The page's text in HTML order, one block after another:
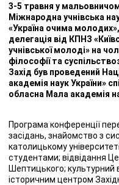
3-5 травня у
Міжнародна учнівська
«Україна очима
делегація від КПНЗ
учнівської молоді» на
філософії та
Захід був проведений
академія наук України»
обласна Мала академія
Програма конференції
засідань, знайомство з
католицькому
студентами; відвідання
Шептицького; культурний
історичним центром